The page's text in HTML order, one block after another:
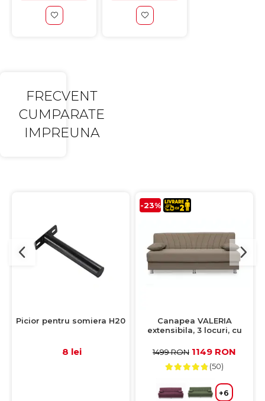
FRECVENT
CUMPARATE
IMPREUNA
Picior pentru somiera H20
8 lei
-23%
Canapea VALERIA
extensibila, 3 locuri, cu
cappuccino, 190x82x83 cm
1499 RON 1149 RON
(50)
+6